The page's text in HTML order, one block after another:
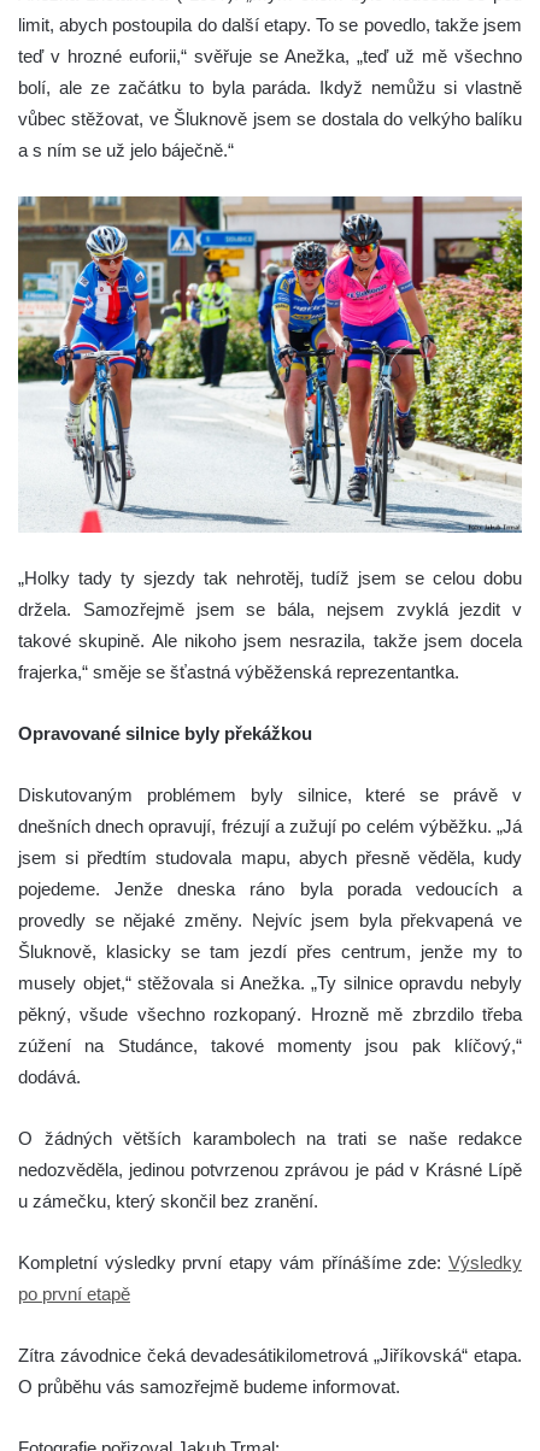
limit, abych postoupila do další etapy. To se povedlo, takže jsem
teď v hrozné euforii,“ svěřuje se Anežka, „teď už mě všechno
bolí, ale ze začátku to byla paráda. Ikdyž nemůžu si vlastně
vůbec stěžovat, ve Šluknově jsem se dostala do velkýho balíku
a s ním se už jelo báječně.“
„Holky tady ty sjezdy tak nehrotěj, tudíž jsem se celou dobu
držela. Samozřejmě jsem se bála, nejsem zvyklá jezdit v
takové skupině. Ale nikoho jsem nesrazila, takže jsem docela
frajerka,“ směje se šťastná výběženská reprezentantka.
Opravované silnice byly překážkou
Diskutovaným problémem byly silnice, které se právě v
dnešních dnech opravují, frézují a zužují po celém výběžku. „Já
jsem si předtím studovala mapu, abych přesně věděla, kudy
pojedeme. Jenže dneska ráno byla porada vedoucích a
provedly se nějaké změny. Nejvíc jsem byla překvapená ve
Šluknově, klasicky se tam jezdí přes centrum, jenže my to
musely objet,“ stěžovala si Anežka. „Ty silnice opravdu nebyly
pěkný, všude všechno rozkopaný. Hrozně mě zbrzdilo třeba
zúžení na Studánce, takové momenty jsou pak klíčový,“
dodává.
O žádných větších karambolech na trati se naše redakce
nedozvěděla, jedinou potvrzenou zprávou je pád v Krásné Lípě
u zámečku, který skončil bez zranění.
Kompletní výsledky první etapy vám přínášíme zde: Výsledky
po první etapě
Zítra závodnice čeká devadesátikilometrová „Jiříkovská“ etapa.
O průběhu vás samozřejmě budeme informovat.